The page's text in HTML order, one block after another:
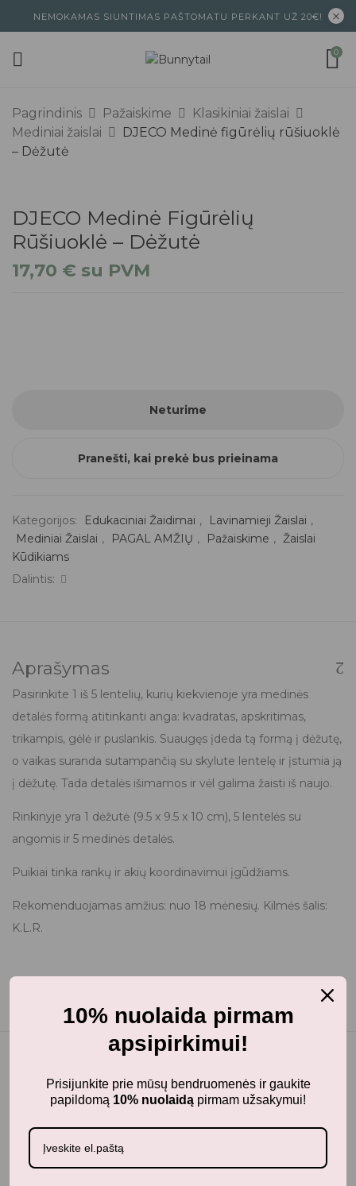
NEMOKAMAS SIUNTIMAS PAŠTOMATU PERKANT UŽ 20€!
0
Pagrindinis Pažaiskime
Klasikiniai žaislai
Mediniai žaislai
DJECO Medinė figūrėlių rūšiuoklė
– Dėžutė
DJECO Medinė Figūrėlių
Rūšiuoklė – Dėžutė
17,70 € su PVM
Neturime
Pranešti, kai prekė bus prieinama
Kategorijos: Edukaciniai Žaidimai , Lavinamieji Žaislai ,
Mediniai Žaislai , PAGAL AMŽIŲ , Pažaiskime , Žaislai
Kūdikiams
Dalintis:
Aprašymas
Pasirinkite 1 iš 5 lentelių, kurių kiekvienoje yra medinės
detalės formą atitinkanti anga: kvadratas, apskritimas,
trikampis, gėlė ir puslankis. Suaugęs įdeda tą formą į dėžutę,
o vaikas suranda sutampančią su skylute lentelę ir įstumia ją
į dėžutę. Tada detalės išimamos ir vėl galima žaisti iš naujo.
Rinkinyje yra 1 dėžutė (9.5 x 9.5 x 10 cm), 5 lentelės su
angomis ir 5 medinės detalės.
Puikiai tinka rankų ir akių koordinavimui įgūdžiams.
Rekomenduojamas amžius: nuo 18 mėnesių. Kilmės šalis:
K.L.R.
Jums taip pat gali patikti...
10% nuolaida pirmam
apsipirkimui!
Prisijunkite prie mūsų bendruomenės ir gaukite
papildomą 10% nuolaidą pirmam užsakymui!